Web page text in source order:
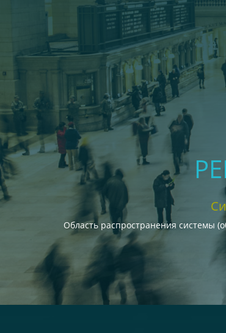
Область распространения системы